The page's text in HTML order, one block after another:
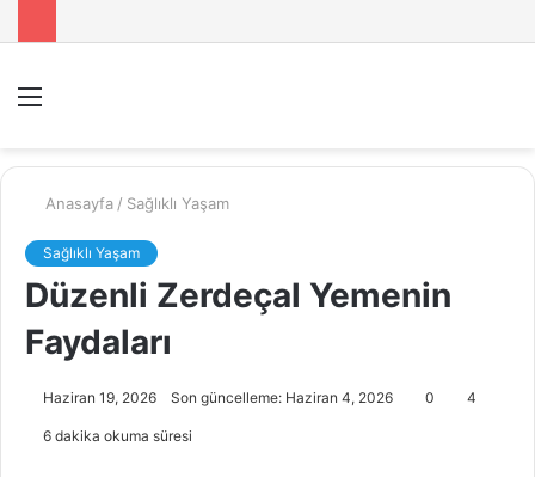
...
Anasayfa / Sağlıklı Yaşam
Sağlıklı Yaşam
Düzenli Zerdeçal Yemenin
Faydaları
Haziran 19, 2026 Son güncelleme: Haziran 4, 2026 0 4
6 dakika okuma süresi